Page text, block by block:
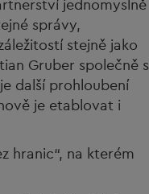
jednomyslně
správy,
stejně jako
Gruber společně s
další prohloubení
je etablovat i
hranic“, na kterém